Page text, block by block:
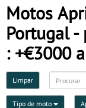
Motos
Portugal -
: +€3000
Limpar
Tipo de moto